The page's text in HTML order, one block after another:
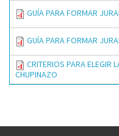
GUÍA PARA FORMAR
GUÍA PARA FORMAR
CRITERIOS PARA ELEGIR
CHUPINAZO